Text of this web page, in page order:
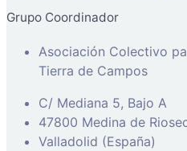
Grupo Coordinador
Asociación Colectivo
Tierra de Campos
C/ Mediana 5, Bajo A
47800 Medina de
Valladolid (España)